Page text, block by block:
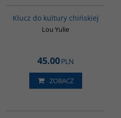
Klucz do kultury chińskiej
Lou Yulie
45.00PLN
ZOBACZ